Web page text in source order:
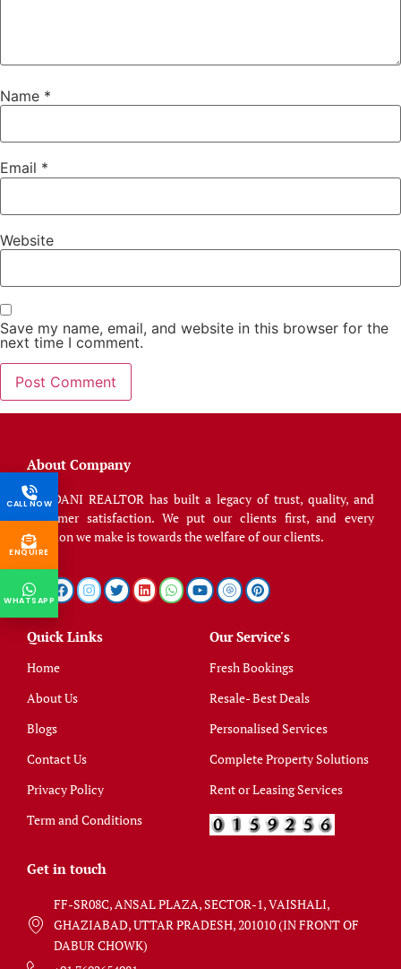
CALL NOW
ENQUIRE
WHATSAPP
Name *
Email *
Website
Save my name, email, and website in this browser for the
next time I comment.
About Company
BHADANI REALTOR has built a legacy of trust, quality, and
customer satisfaction. We put our clients first, and every
decision we make is towards the welfare of our clients.
Quick Links
Home
About Us
Blogs
Contact Us
Privacy Policy
Term and Conditions
Our Service's
Fresh Bookings
Resale- Best Deals
Personalised Services
Complete Property Solutions
Rent or Leasing Services
Get in touch
FF-SR08C, ANSAL PLAZA, SECTOR-1, VAISHALI,
GHAZIABAD, UTTAR PRADESH, 201010 (IN FRONT OF
DABUR CHOWK)